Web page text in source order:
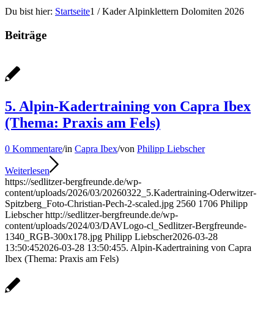
Du bist hier: Startseite1 / Kader Alpinklettern Dolomiten 2026
Beiträge
5. Alpin-Kadertraining von Capra Ibex
(Thema: Praxis am Fels)
0 Kommentare/in Capra Ibex/von Philipp Liebscher
Weiterlesen
https://sedlitzer-bergfreunde.de/wp-
content/uploads/2026/03/20260322_5.Kadertraining-Oderwitzer-
Spitzberg_Foto-Christian-Pech-2-scaled.jpg 2560 1706 Philipp
Liebscher http://sedlitzer-bergfreunde.de/wp-
content/uploads/2024/03/DAVLogo-cl_Sedlitzer-Bergfreunde-
1340_RGB-300x178.jpg Philipp Liebscher2026-03-28
13:50:452026-03-28 13:50:455. Alpin-Kadertraining von Capra
Ibex (Thema: Praxis am Fels)